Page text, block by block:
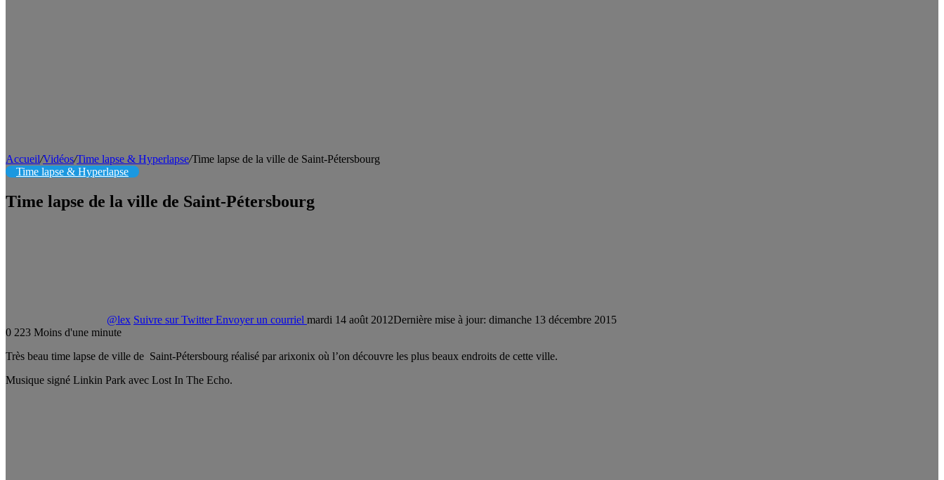
Accueil/Vidéos/Time lapse & Hyperlapse/Time lapse de la ville de Saint-Pétersbourg
Time lapse & Hyperlapse
Time lapse de la ville de Saint-Pétersbourg
@lex Suivre sur Twitter Envoyer un courriel mardi 14 août 2012Dernière mise à jour: dimanche 13 décembre 2015
0 223 Moins d'une minute
Très beau time lapse de ville de Saint-Pétersbourg réalisé par arixonix où l’on découvre les plus beaux endroits de cette ville.
Musique signé Linkin Park avec Lost In The Echo.